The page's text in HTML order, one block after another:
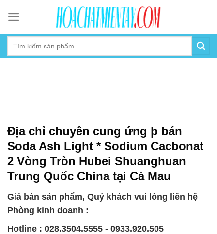
content
Địa chỉ chuyên cung ứng þ bán
Soda Ash Light * Sodium Cacbonat
2 Vòng Tròn Hubei Shuanghuan
Trung Quốc China tại Cà Mau
Giá bán sản phẩm, Quý khách vui lòng liên hệ
Phòng kinh doanh :
Hotline : 028.3504.5555 - 0933.920.505